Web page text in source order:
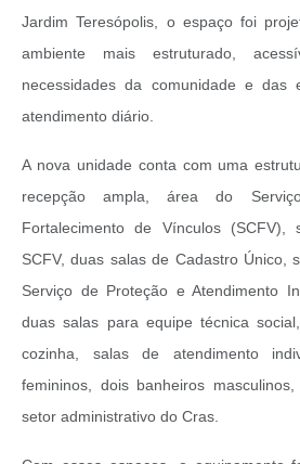
Jardim Teresópolis, o espaço foi
ambiente mais estruturado,
necessidades da comunidade e das
atendimento diário.
A nova unidade conta com uma
recepção ampla, área do
Fortalecimento de Vínculos (SCFV),
SCFV, duas salas de Cadastro Único,
Serviço de Proteção e Atendimento
duas salas para equipe técnica
cozinha, salas de atendimento
femininos, dois banheiros
setor administrativo do Cras.